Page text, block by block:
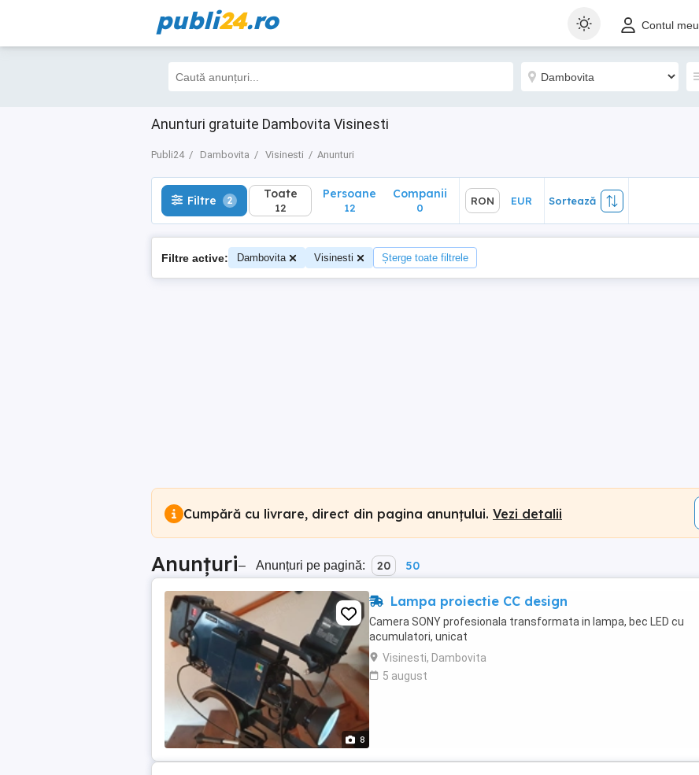
publi24.ro Contul meu
Anunturi gratuite Dambovita Visinesti
Publi24 Dambovita Visinesti Anunturi
Filtre 2 Toate
12
Sortează
Filtre 2 Toate
12
Persoane
12
Companii
0
RON EUR Sortează
Filtre active: Dambovita Visinesti Șterge toate filtrele
Cumpără cu livrare, direct din pagina anunțului. Vezi detalii
Anunțuri– Anunțuri pe pagină: 20 50
8
Lampa proiectie CC design
Camera SONY profesionala transformata in lampa, bec LED cu
acumulatori, unicat
Visinesti, Dambovita
5 august